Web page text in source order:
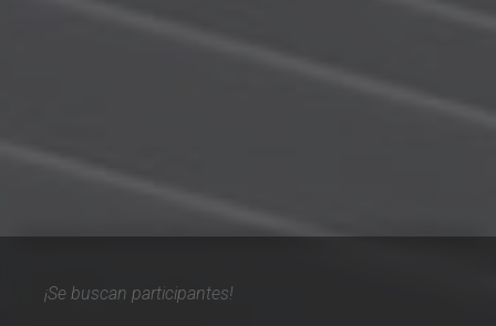
¡Se buscan participantes!